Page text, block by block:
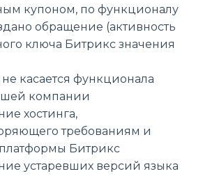
купоном, по функционалу
обращение (активность
ключа Битрикс значения
касается функционала
компании
хостинга,
требованиям и
Битрикс
устаревших версий языка